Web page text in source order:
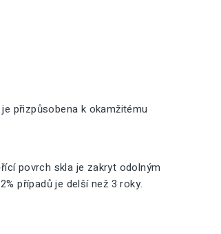
přizpůsobena k okamžitému
povrch skla je zakryt odolným
případů je delší než 3 roky.